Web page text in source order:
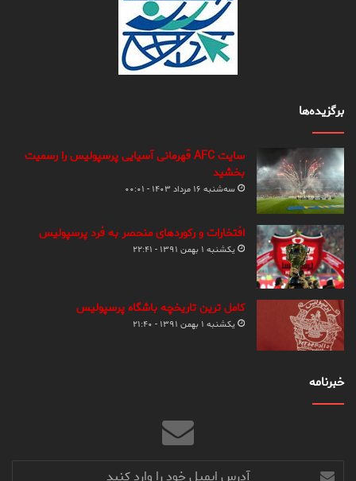
برگزیده‌ها
سایت AFC قهرمانی آسیایی پرسپولیس را رسمیت
بخشید
سه‌شنبه ۱۶ مرداد ۱۴۰۳ - ۰۰:۰۱
افتخارات و رکوردهای منحصر به فرد پرسپولیس
یکشنبه ۱ بهمن ۱۳۹۱ - ۲۲:۴۱
کامل ترین تاریخچه باشگاه پرسپولیس
یکشنبه ۱ بهمن ۱۳۹۱ - ۲۱:۴۰
خبرنامه
آدرس